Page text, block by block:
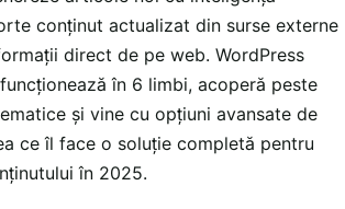
conținut actualizat din surse externe
direct de pe web. WordPress
în 6 limbi, acoperă peste
și vine cu opțiuni avansate de
ce îl face o soluție completă pentru
în 2025.